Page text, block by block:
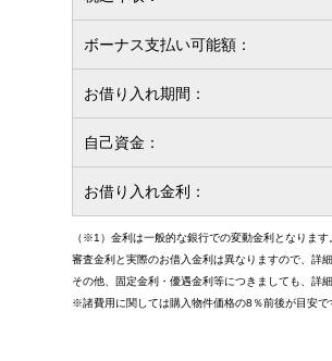
ボーナス支払い可能額：
お借り入れ期間：
自己資金：
お借り入れ金利：
（※1）金利は一般的な銀行での変動金利となります
審査金利と実際のお借入金利は異なりますので、詳
その他、固定金利・優遇金利等につきましても、詳
※諸費用に関しては購入物件価格の8％前後が目安で